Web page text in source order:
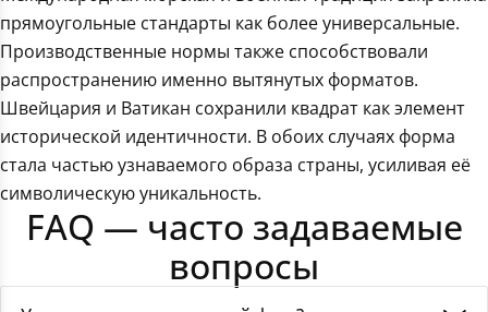
прямоугольные стандарты как более универсальные.
Производственные нормы также способствовали
распространению именно вытянутых форматов.
Швейцария и Ватикан сохранили квадрат как элемент
исторической идентичности. В обоих случаях форма
стала частью узнаваемого образа страны, усиливая её
символическую уникальность.
FAQ — часто задаваемые
вопросы